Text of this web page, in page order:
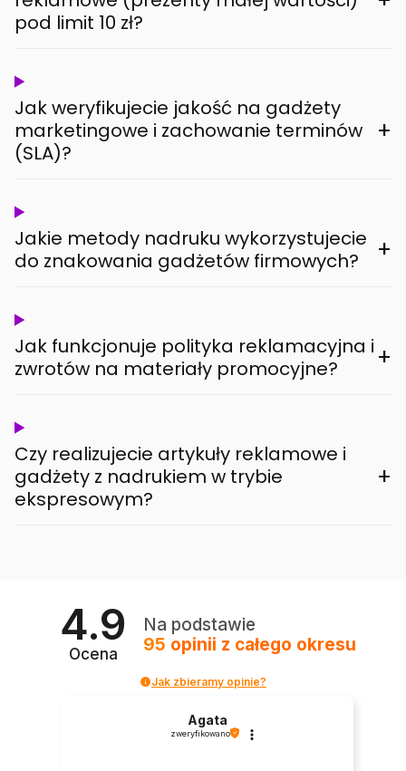
pod limit 10 zł?
Jak weryfikujecie jakość na gadżety
marketingowe i zachowanie terminów
(SLA)?
+
Jakie metody nadruku wykorzystujecie
do znakowania gadżetów firmowych?
+
Jak funkcjonuje polityka reklamacyjna i
zwrotów na materiały promocyjne?
+
Czy realizujecie artykuły reklamowe i
gadżety z nadrukiem w trybie
ekspresowym?
+
4.9
Ocena
Na podstawie
95 opinii z całego okresu
Jak zbieramy opinie?
Agata
zweryfikowano